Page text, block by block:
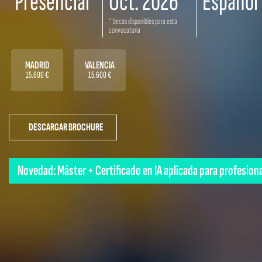
* becas disponibles para esta
convocatoria
MADRID
15.600 €
VALENCIA
15.600 €
DESCARGAR BROCHURE
Novedad: Máster + Certificado en IA aplicada para